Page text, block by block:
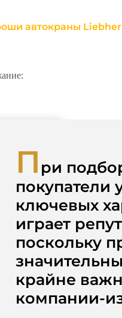
автокраны
П ри
покупатели
ключевых
играет
поскольку
крайне
компании-